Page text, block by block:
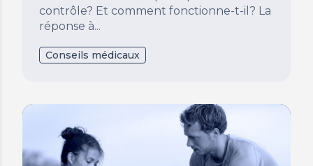
contrôle? Et comment fonctionne-t-il? La
réponse à...
Conseils médicaux